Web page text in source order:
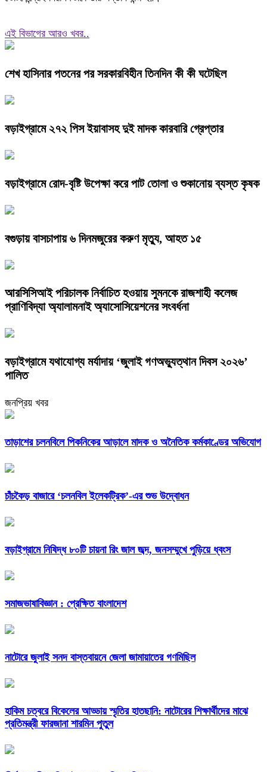
এই বিভাগের আরও খবর..
শেখ হাসিনার পতনের পর সরকারবিহীন তিনদিন কী কী ঘটেছিল
বড়াইগ্রামে ২৭২ পিস ইয়াবাসহ দুই মাদক কারবারি গ্রেপ্তার
বড়াইগ্রামে রোদ-বৃষ্টি উপেক্ষা করে পাট তোলা ও শুকানোয় ব্যস্ত কৃষক
বগুড়ায় বাসচাপায় ৬ দিনমজুরের করুণ মৃত্যু, আহত ১৫
আরসিসিআই পরিচালক নির্বাচিত হওয়ায় সুমনকে রাজশাহী কলেজ
প্রাণিবিদ্যা অ্যালামনাই অ্যাসোসিয়েশনের সংবর্ধনা
বড়াইগ্রামে যথাযোগ্য মর্যাদায় ‘জুলাই গণঅভ্যুত্থান দিবস ২০২৬’
পালিত
জনপ্রিয় খবর
তাড়াশের চলনবিলে পিকনিকের আড়ালে মাদক ও অনৈতিক কর্মকাণ্ডের অভিযোগ
চাঁচকৈড় বাজারে ‘চলনবিল ইলেকট্রিক’-এর শুভ উদ্বোধন
বড়াইগ্রামে নিষিদ্ধ ৮০টি চায়না রিং জাল জব্দ, জনসম্মুখে পুড়িয়ে ধ্বংস
সমাজভাষাবিজ্ঞান : প্রেক্ষিত বাংলাদেশ
নাটোরে জুলাই সনদ বাস্তবায়নে জেলা জামায়াতের গণমিছিল
হাকিম চত্বরে বিকেলের আড্ডায় স্মৃতির হাতছানি: নাটোরের শিক্ষার্থীদের মাঝে
প্রতিমন্ত্রী ফারজানা শারমিন পুতুল